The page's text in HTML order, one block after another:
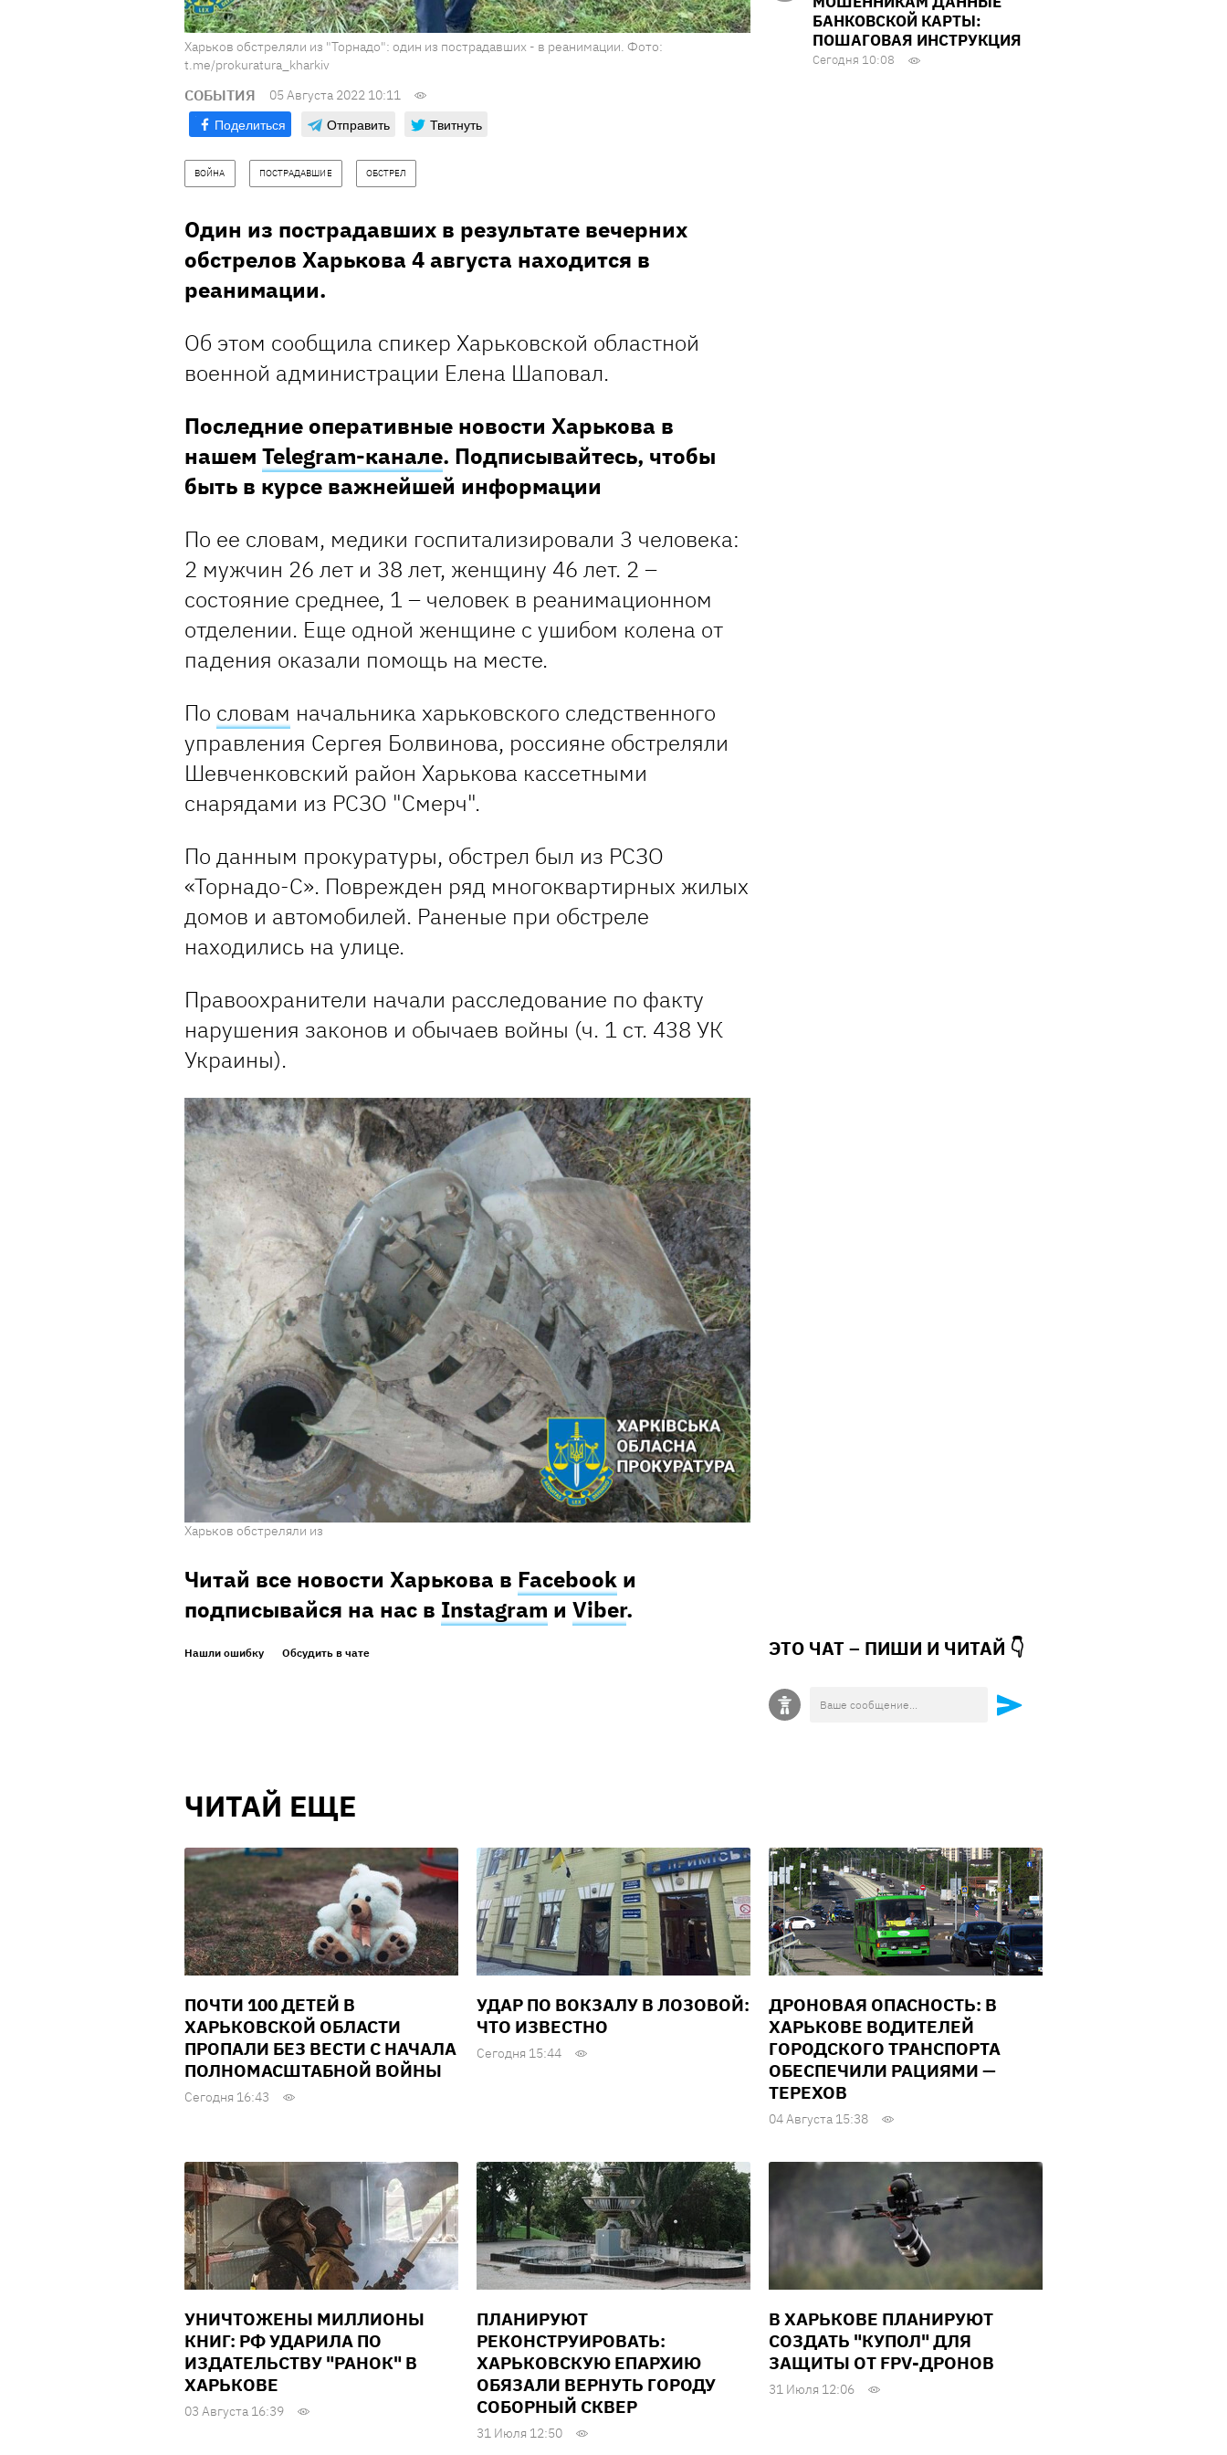
Харьков обстреляли из "Торнадо": один из пострадавших - в реанимации. Фото:
t.me/prokuratura_kharkiv
СОБЫТИЯ 05 Августа 2022 10:11
Поделиться Отправить Твитнуть
ВОЙНА ПОСТРАДАВШИЕ ОБСТРЕЛ
Один из пострадавших в результате вечерних
обстрелов Харькова 4 августа находится в
реанимации.
Об этом сообщила спикер Харьковской областной
военной администрации Елена Шаповал.
Последние оперативные новости Харькова в
нашем Telegram-канале. Подписывайтесь, чтобы
быть в курсе важнейшей информации
По ее словам, медики госпитализировали 3 человека:
2 мужчин 26 лет и 38 лет, женщину 46 лет. 2 –
состояние среднее, 1 – человек в реанимационном
отделении. Еще одной женщине с ушибом колена от
падения оказали помощь на месте.
По словам начальника харьковского следственного
управления Сергея Болвинова, россияне обстреляли
Шевченковский район Харькова кассетными
снарядами из РСЗО "Смерч".
По данным прокуратуры, обстрел был из РСЗО
«Торнадо-С». Поврежден ряд многоквартирных жилых
домов и автомобилей. Раненые при обстреле
находились на улице.
Правоохранители начали расследование по факту
нарушения законов и обычаев войны (ч. 1 ст. 438 УК
Украины).
Харьков обстреляли из
Читай все новости Харькова в Facebook и
подписывайся на нас в Instagram и Viber.
Нашли ошибку Обсудить в чате
БАНКОВСКОЙ КАРТЫ:
ПОШАГОВАЯ ИНСТРУКЦИЯ
Сегодня 10:08
ЭТО ЧАТ – ПИШИ И ЧИТАЙ 👇
ЧИТАЙ ЕЩЕ
ПОЧТИ 100 ДЕТЕЙ В
ХАРЬКОВСКОЙ ОБЛАСТИ
ПРОПАЛИ БЕЗ ВЕСТИ С НАЧАЛА
ПОЛНОМАСШТАБНОЙ ВОЙНЫ
Сегодня 16:43
УДАР ПО ВОКЗАЛУ В ЛОЗОВОЙ:
ЧТО ИЗВЕСТНО
Сегодня 15:44
ДРОНОВАЯ ОПАСНОСТЬ: В
ХАРЬКОВЕ ВОДИТЕЛЕЙ
ГОРОДСКОГО ТРАНСПОРТА
ОБЕСПЕЧИЛИ РАЦИЯМИ —
ТЕРЕХОВ
04 Августа 15:38
УНИЧТОЖЕНЫ МИЛЛИОНЫ
КНИГ: РФ УДАРИЛА ПО
ИЗДАТЕЛЬСТВУ "РАНОК" В
ХАРЬКОВЕ
03 Августа 16:39
ПЛАНИРУЮТ
РЕКОНСТРУИРОВАТЬ:
ХАРЬКОВСКУЮ ЕПАРХИЮ
ОБЯЗАЛИ ВЕРНУТЬ ГОРОДУ
СОБОРНЫЙ СКВЕР
31 Июля 12:50
В ХАРЬКОВЕ ПЛАНИРУЮТ
СОЗДАТЬ "КУПОЛ" ДЛЯ
ЗАЩИТЫ ОТ FPV-ДРОНОВ
31 Июля 12:06